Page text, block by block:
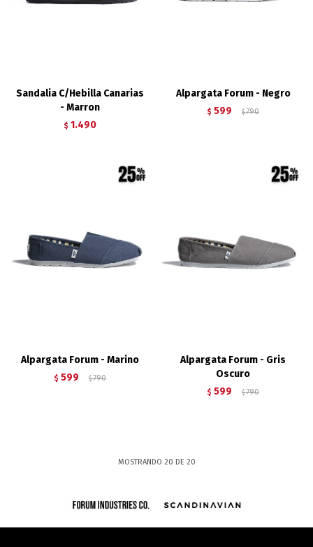
Sandalia C/Hebilla Canarias
- Marron
$ 1.490
Alpargata Forum - Negro
$ 599 $ 790
Alpargata Forum - Marino
$ 599 $ 790
Alpargata Forum - Gris
Oscuro
$ 599 $ 790
MOSTRANDO 20 DE 20